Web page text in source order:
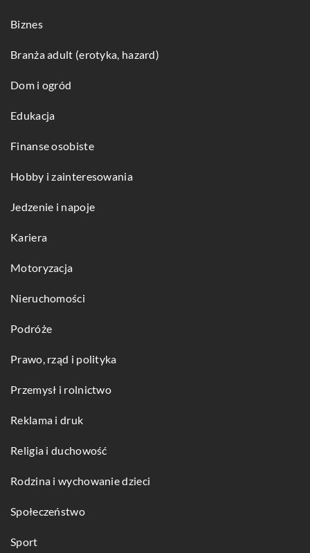
Biznes
Branża adult (erotyka, hazard)
Dom i ogród
Edukacja
Finanse osobiste
Hobby i zainteresowania
Jedzenie i napoje
Kariera
Motoryzacja
Nieruchomości
Podróże
Prawo, rząd i polityka
Przemysł i rolnictwo
Reklama i druk
Religia i duchowość
Rodzina i wychowanie dzieci
Społeczeństwo
Sport